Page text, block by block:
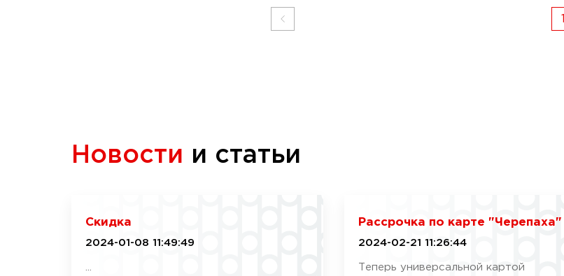
1
Новости и статьи
Скидка
2024-01-08 11:49:49
Рассрочка по карте "Черепаха"
2024-02-21 11:26:44
Теперь универсальной картой